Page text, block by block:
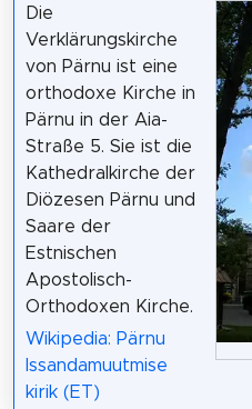
Die
Verklärungskirche
von Pärnu ist eine
orthodoxe Kirche in
Pärnu in der Aia-
Straße 5. Sie ist die
Kathedralkirche der
Diözesen Pärnu und
Saare der
Estnischen
Apostolisch-
Orthodoxen Kirche.
Wikipedia: Pärnu
Issandamuutmise
kirik (ET)